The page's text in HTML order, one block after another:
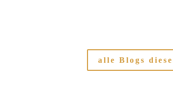
alle Blogs